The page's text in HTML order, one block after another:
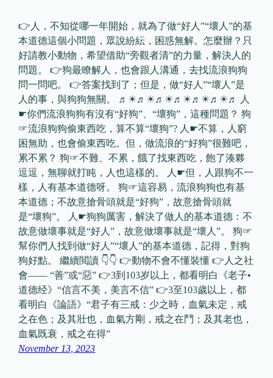
👉人，不知從哪一年開始，就為了做“好人”“壞人”的基
本道德這個小問題，眾說紛紜，困惑無解。怎麼辦？只
好請教小動物，希望借助“旁觀者清”的力量，解決人的
問題。 👉狗最瞭解人，也會跟人溝通，去找流浪狗狗
問一問吧。 👉答案找到了；但是，做“好人”“壞人”是
人的事，與狗狗無關。 ♬☀♬☀♬☀♬☀♬☀♬☀♬ 人
☛你們流浪狗狗有沒有“好狗”、“壞狗”，這種問題？ 狗
☞流浪狗狗偷東西吃，算不算“壞狗”? 人☛不算，人窮
困無助，也會偷東西吃。但，做流浪的“好狗”很難吧，
累不累？ 狗☞不難、不累，餓了找東西吃，飽了湊夥
逗逗，無聊就打盹，人也這樣的。 人☛但，人跟狗不一
樣，人有基本道德呀。 狗☞這容易，流浪狗狗也有基
本道德；不故意搶骨頭就是“好狗”，故意搶骨頭就
是“壞狗”。 人☛狗狗厲害，解決了做人的基本道德：不
故意做壞事就是“好人”，故意做壞事就是“壞人”。 狗☞
幫你們人找到做“好人”“壞人”的基本道德，記得，對狗
狗好點。 繼續閲讀 👇👇 👉動物不會不懂裝懂 👉人之社
會—— “善”或“惡” 👉3到103岁以上，都看明白《老子•
道德经》“信言不美，美言不信” 👉3至103歲以上，都
看明白《論語》“君子有三戒：少之時，血氣未定，戒
之在色；及其壯也，血氣方剛，戒之在鬥；及其老也，
血氣既衰，戒之在得”
November 13, 2023